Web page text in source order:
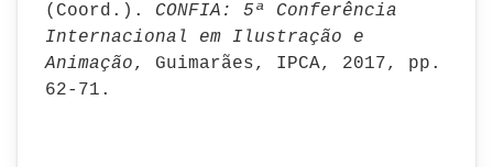
(Coord.). CONFIA: 5ª Conferência
Internacional em Ilustração e
Animação, Guimarães, IPCA, 2017, pp.
62-71.